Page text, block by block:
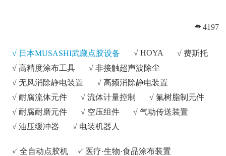
4197
√ 日本MUSASHI武藏点胶设备 √ HOYA √ 费斯托
√ 高精度涂布工具 √ 非接触超声波除尘
√ 无风消除静电装置 √ 高频消除静电装置
√ 耐腐流体元件 √ 流体计量控制 √ 氟树脂制元件
√ 耐腐耐磨元件 √ 空压组件 √ 气动传送装置
√ 油压缓冲器 √ 电装机器人
全自动点胶机 医疗·生物·食品涂布装置